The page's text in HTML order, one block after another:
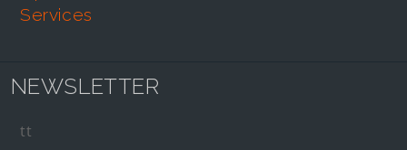
services
NEWSLETTER
tt